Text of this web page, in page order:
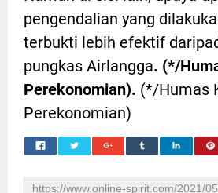
pengendalian yang
terbukti lebih efektif
pungkas Airlangga. (*/
Perekonomian). (*/Humas
Perekonomian)